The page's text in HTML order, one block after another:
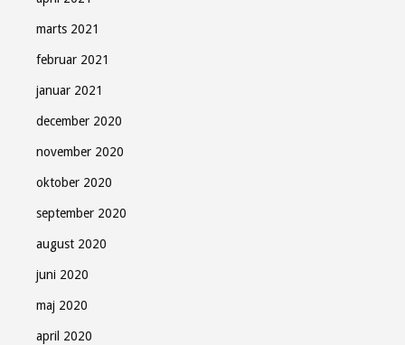
marts 2021
februar 2021
januar 2021
december 2020
november 2020
oktober 2020
september 2020
august 2020
juni 2020
maj 2020
april 2020